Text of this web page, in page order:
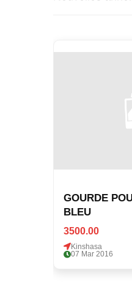
GOURDE
BLEU
3500.00
Kinshasa
07 Mar 2016